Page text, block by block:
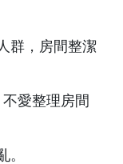
群，房間整潔
愛整理房間
。